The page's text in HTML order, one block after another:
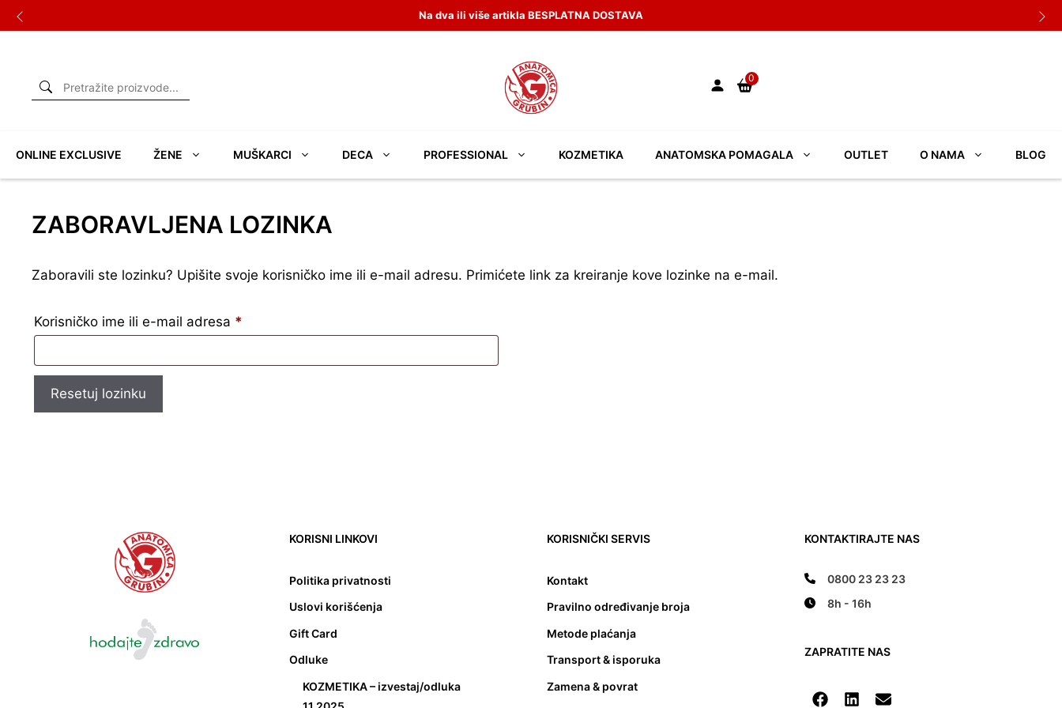
Skip
to
Na dva ili više artikla BESPLATNA DOSTAVA
0
ONLINE EXCLUSIVE ŽENE MUŠKARCI DECA PROFESSIONAL KOZMETIKA ANATOMSKA POMAGALA OUTLET O NAMA BLOG
ZABORAVLJENA LOZINKA
Zaboravili ste lozinku? Upišite svoje korisničko ime ili e-mail adresu. Primićete link za kreiranje kove lozinke na e-mail.
Korisničko ime ili e-mail adresa *
Resetuj lozinku
KORISNI LINKOVI
Politika privatnosti
Uslovi korišćenja
Gift Card
Odluke
KOZMETIKA – izvestaj/odluka
KORISNIČKI SERVIS
Kontakt
Pravilno određivanje broja
Metode plaćanja
Transport & isporuka
Zamena & povrat
KONTAKTIRAJTE NAS
0800 23 23 23
8h - 16h
ZAPRATITE NAS